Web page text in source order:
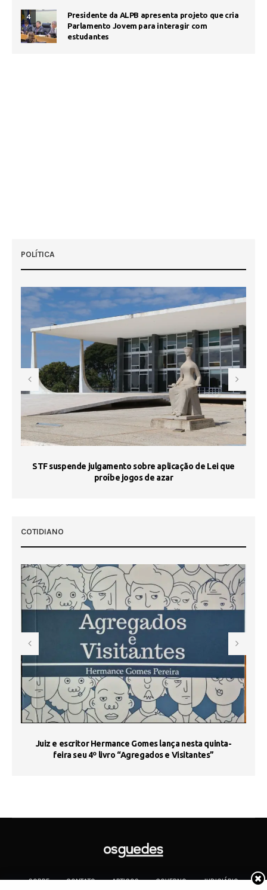
4
Presidente da ALPB apresenta projeto que cria
Parlamento Jovem para interagir com
estudantes
POLÍTICA
STF suspende julgamento sobre aplicação de Lei que
proíbe jogos de azar
COTIDIANO
Juiz e escritor Hermance Gomes lança nesta quinta-
feira seu 4º livro “Agregados e Visitantes”
SOBRE CONTATO ARTIGOS GOVERNO JUDICIÁRIO